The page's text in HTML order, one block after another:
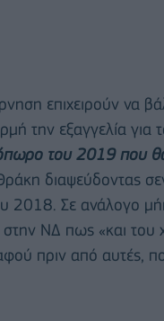
επιχειρούν να
την εξαγγελία για
του 2019 που θα
διαψεύδοντας
2018. Σε ανάλογο
στην ΝΔ πως «και
πριν από αυτές,